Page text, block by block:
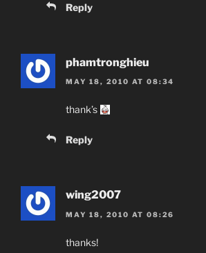
Reply
phamtronghieu
MAY 18, 2010 AT 08:34
thank’s
Reply
wing2007
MAY 18, 2010 AT 08:26
thanks!